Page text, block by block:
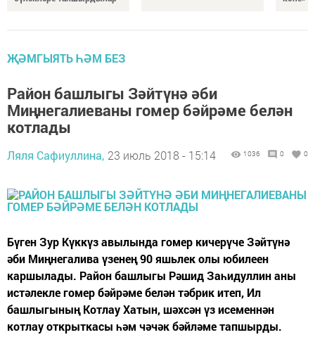
ҖӘМГЫЯТЬ ҺӘМ БЕЗ
Район башлыгы Зәйтүнә әби
Миңнегалиеваны гомер бәйрәме белән
котлады
Ляля Сафиуллина, 23 июль 2018 - 15:14 1036 0 0
Бүген Зур Күккүз авылында гомер кичерүче Зәйтүнә
әби Миңнегалива үзенең 90 яшьлек олы юбилеен
каршылады. Район башлыгы Рәшид Заһидуллин аны
истәлекле гомер бәйрәме белән тәбрик итеп, Ил
башлыгының Котлау Хатын, шәхсән үз исеменнән
котлау открыткасы һәм чәчәк бәйләме тапшырды.